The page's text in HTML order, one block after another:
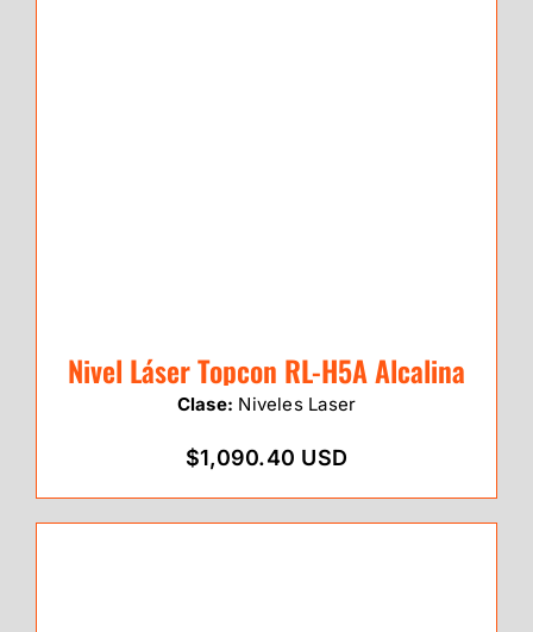
Nivel Láser Topcon RL-H5A Alcalina
Clase: Niveles Laser
$1,090.40 USD